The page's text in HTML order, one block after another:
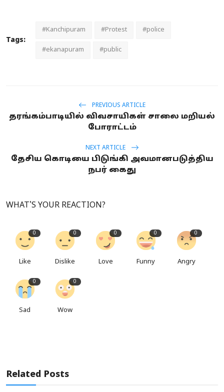
Tags:
#Kanchipuram #Protest #police
#ekanapuram #public
PREVIOUS ARTICLE
தரங்கம்பாடியில் விவசாயிகள் சாலை மறியல்
போராட்டம்
NEXT ARTICLE
தேசிய கொடியை பிடுங்கி அவமானபடுத்திய
நபர் கைது
WHAT'S YOUR REACTION?
0
Like
0
Dislike
0
Love
0
Funny
0
Angry
0
Sad
0
Wow
Related Posts